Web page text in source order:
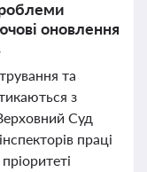
оновлення
та
з
Суд
праці